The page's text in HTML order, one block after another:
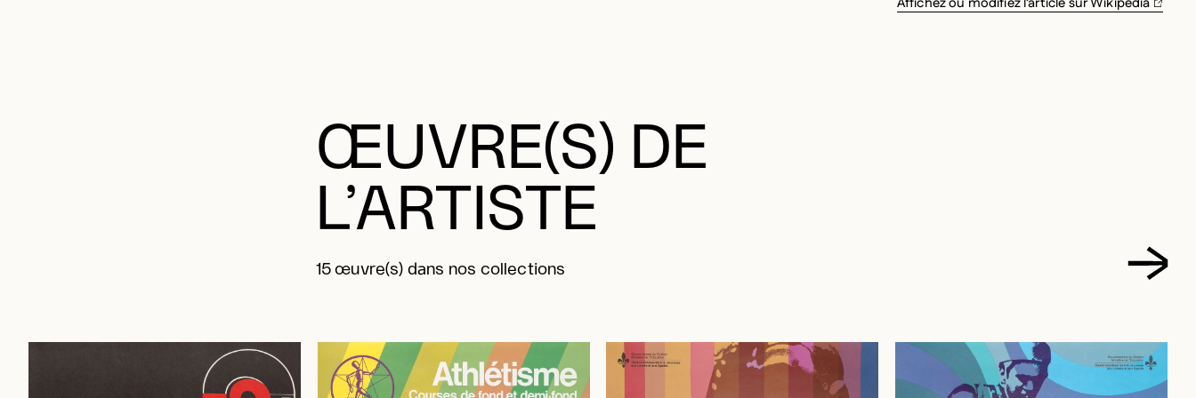
ŒUVRE(S) DE
L’ARTISTE
15 œuvre(s) dans nos collections